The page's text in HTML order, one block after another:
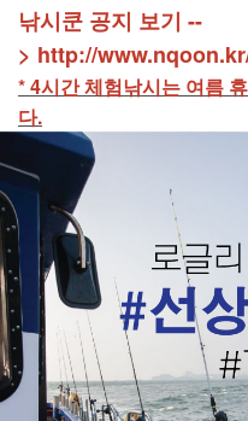
낚시쿤 공지 보기 --
> http://
* 4시간 체험낚시는 여름
다.